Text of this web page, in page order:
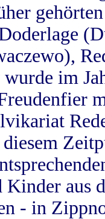
im
Kinder aus
- in